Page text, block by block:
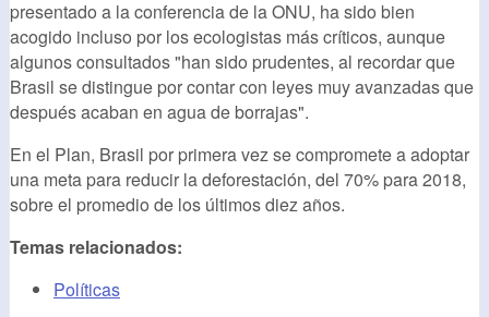
presentado a la conferencia de la ONU, ha sido bien
acogido incluso por los ecologistas más críticos, aunque
algunos consultados "han sido prudentes, al recordar que
Brasil se distingue por contar con leyes muy avanzadas que
después acaban en agua de borrajas".
En el Plan, Brasil por primera vez se compromete a adoptar
una meta para reducir la deforestación, del 70% para 2018,
sobre el promedio de los últimos diez años.
Temas relacionados:
Políticas